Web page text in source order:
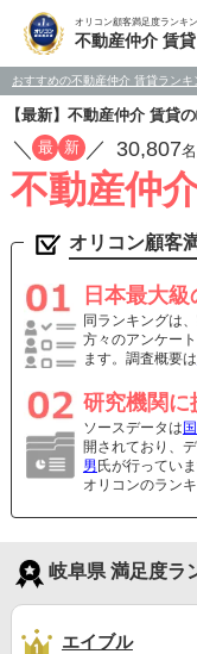
オリコン顧客満足度ランキ
不動産仲介 賃貸
おすすめの不動産仲介 賃貸ランキ
【最新】不動産仲介 賃貸
／ 最 新 ／ 30,807
不動産仲
オリコン顧客
日本最大
同ランキングは
方々のアンケー
ます。調査概要は
研究機関に
ソースデータは
開されており、
男 氏が行っていま
オリコンのラン
岐阜県 満足度ラ
エイブル